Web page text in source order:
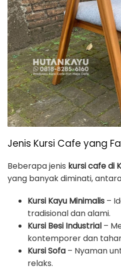
Jenis Kursi Cafe yang
Beberapa jenis kursi cafe di
yang banyak diminati,
Kursi Kayu Minimalis –
tradisional dan alami.
Kursi Besi Industrial –
kontemporer dan
Kursi Sofa – Nyaman
relaks.